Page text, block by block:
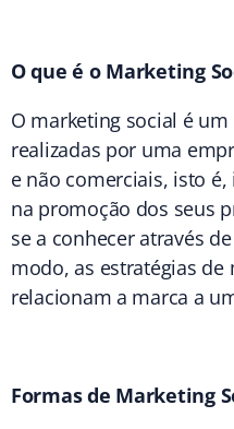
O que é o Marketing
O marketing social é
realizadas por uma
e não comerciais, isto
na promoção dos seus
se a conhecer através
modo, as estratégias de
relacionam a marca a
Formas de Marketing